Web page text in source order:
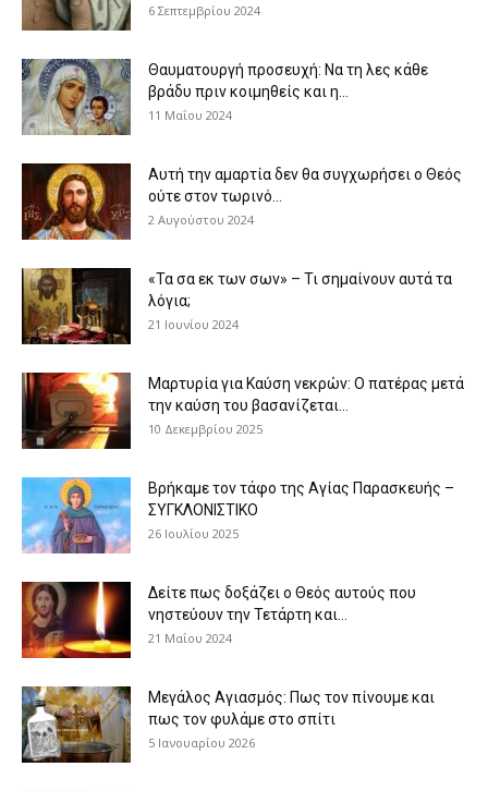
6 Σεπτεμβρίου 2024
Θαυματουργή προσευχή: Να τη λες κάθε
βράδυ πριν κοιμηθείς και η...
11 Μαΐου 2024
Αυτή την αμαρτία δεν θα συγχωρήσει ο Θεός
ούτε στον τωρινό...
2 Αυγούστου 2024
«Τα σα εκ των σων» – Τι σημαίνουν αυτά τα
λόγια;
21 Ιουνίου 2024
Μαρτυρία για Καύση νεκρών: Ο πατέρας μετά
την καύση του βασανίζεται...
10 Δεκεμβρίου 2025
Βρήκαμε τον τάφο της Αγίας Παρασκευής –
ΣΥΓΚΛΟΝΙΣΤΙΚΟ
26 Ιουλίου 2025
Δείτε πως δοξάζει ο Θεός αυτούς που
νηστεύουν την Τετάρτη και...
21 Μαΐου 2024
Μεγάλος Αγιασμός: Πως τον πίνουμε και
πως τον φυλάμε στο σπίτι
5 Ιανουαρίου 2026